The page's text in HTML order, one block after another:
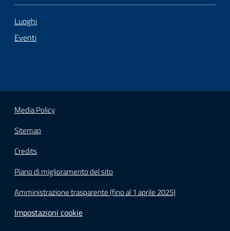
Luoghi
Eventi
Media Policy
Sitemap
Credits
Piano di miglioramento del sito
Amministrazione trasparente (fino al 1 aprile 2025)
Impostazioni cookie